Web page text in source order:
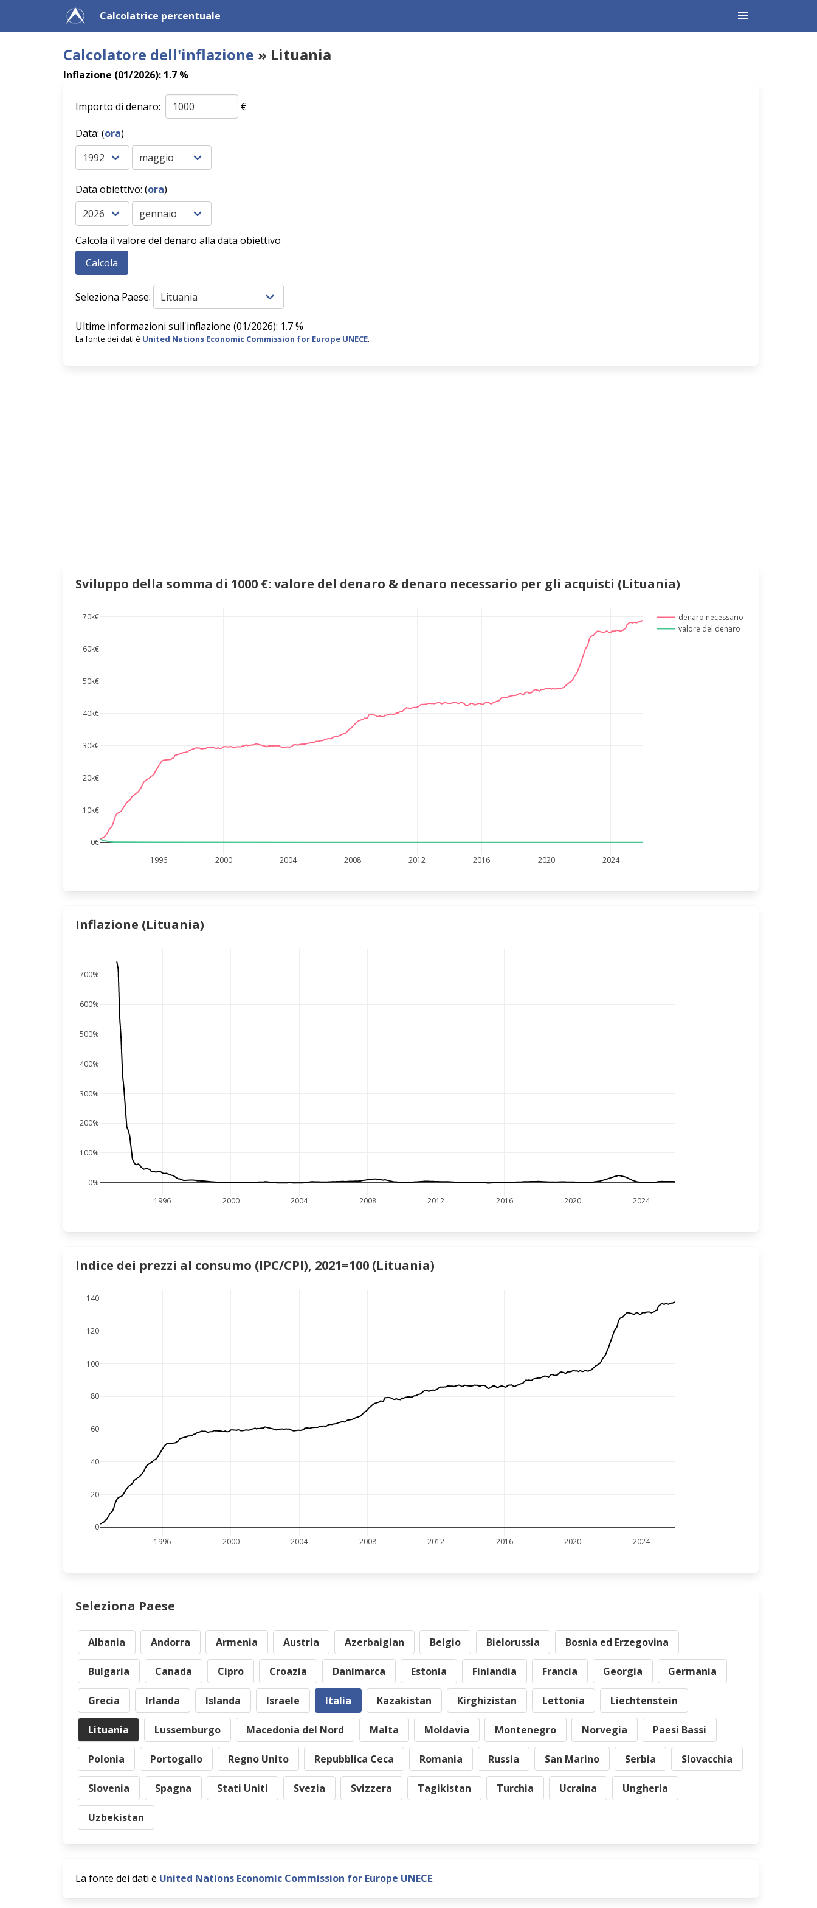
Calcolatrice percentuale
Calcolatore dell'inflazione » Lituania
Inflazione (01/2026): 1.7 %
Importo di denaro:
€
Data: (ora)
Data obiettivo: (ora)
Calcola il valore del denaro alla data obiettivo
Seleziona Paese:
Ultime informazioni sull'inflazione (01/2026): 1.7 %
La fonte dei dati è United Nations Economic Commission for Europe UNECE.
Sviluppo della somma di 1000 €: valore del denaro & denaro necessario per gli acquisti (Lituania)
1996 2000 2004 2008 2012 2016 2020 2024
0€
10k€
20k€
30k€
40k€
50k€
60k€
70k€
denaro necessario
valore del denaro
Inflazione (Lituania)
1996 2000 2004 2008 2012 2016 2020 2024
0%
100%
200%
300%
400%
500%
600%
700%
Indice dei prezzi al consumo (IPC/CPI), 2021=100 (Lituania)
1996 2000 2004 2008 2012 2016 2020 2024
0
20
40
60
80
100
120
140
Seleziona Paese
Albania Andorra Armenia Austria Azerbaigian Belgio Bielorussia Bosnia ed Erzegovina
Bulgaria Canada Cipro Croazia Danimarca Estonia Finlandia Francia Georgia Germania
Grecia Irlanda Islanda Israele Italia Kazakistan Kirghizistan Lettonia Liechtenstein
Lituania Lussemburgo Macedonia del Nord Malta Moldavia Montenegro Norvegia Paesi Bassi
Polonia Portogallo Regno Unito Repubblica Ceca Romania Russia San Marino Serbia Slovacchia
Slovenia Spagna Stati Uniti Svezia Svizzera Tagikistan Turchia Ucraina Ungheria
Uzbekistan
La fonte dei dati è United Nations Economic Commission for Europe UNECE.